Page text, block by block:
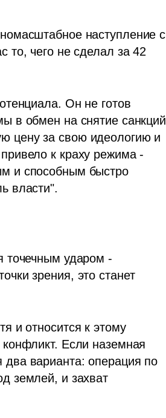
наступление с
то, чего не сделал за 42
Он не готов
в обмен на снятие санкций
цену за свою идеологию и
к краху режима -
и способным быстро
власти".
точечным ударом -
зрения, это станет
и относится к этому
конфликт. Если наземная
два варианта: операция по
землей, и захват